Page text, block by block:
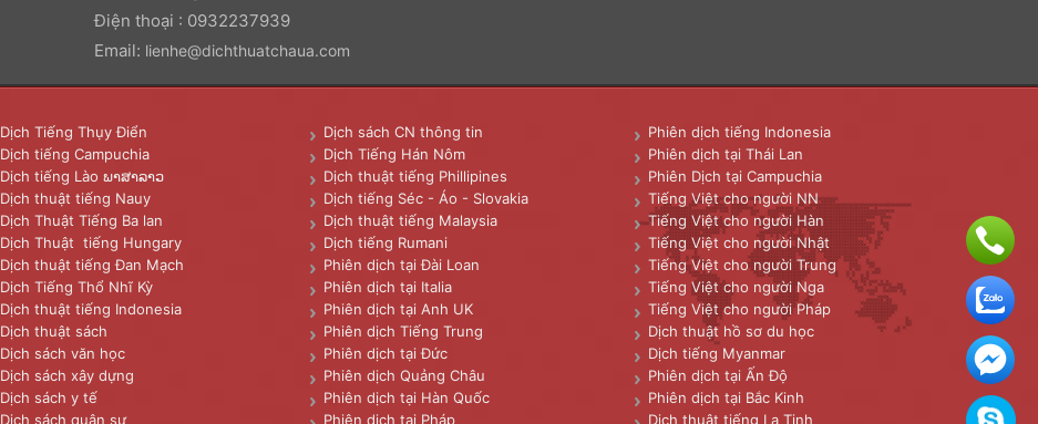
Điện thoại : 0932237939
Email: lienhe@dichthuatchaua.com
Dịch Tiếng Thụy Điển
Dịch tiếng Campuchia
Dịch tiếng Lào ພາສາລາວ
Dịch thuật tiếng Nauy
Dịch Thuật Tiếng Ba lan
Dịch Thuật tiếng Hungary
Dịch thuật tiếng Đan Mạch
Dịch Tiếng Thổ Nhĩ Kỳ
Dịch thuật tiếng Indonesia
Dịch thuật sách
Dịch sách văn học
Dịch sách xây dựng
Dịch sách y tế
Dịch sách quân sự
Dịch sách CN thông tin
Dịch Tiếng Hán Nôm
Dịch thuật tiếng Phillipines
Dịch tiếng Séc - Áo - Slovakia
Dịch thuật tiếng Malaysia
Dịch tiếng Rumani
Phiên dịch tại Đài Loan
Phiên dịch tại Italia
Phiên dịch tại Anh UK
Phiên dịch Tiếng Trung
Phiên dịch tại Đức
Phiên dịch Quảng Châu
Phiên dịch tại Hàn Quốc
Phiên dịch tại Pháp
Phiên dịch tiếng Indonesia
Phiên dịch tại Thái Lan
Phiên Dịch tại Campuchia
Tiếng Việt cho người NN
Tiếng Việt cho người Hàn
Tiếng Việt cho người Nhật
Tiếng Việt cho người Trung
Tiếng Việt cho người Nga
Tiếng Việt cho người Pháp
Dịch thuật hồ sơ du học
Dịch tiếng Myanmar
Phiên dịch tại Ấn Độ
Phiên dịch tại Bắc Kinh
Dịch thuật tiếng La Tinh